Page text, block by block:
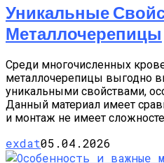
Уникальные
Металлочерепицы
Среди многочисленных
металлочерепицы выгодно
уникальными свойствами,
Данный материал имеет
и монтаж не имеет
exdat05.04.2026